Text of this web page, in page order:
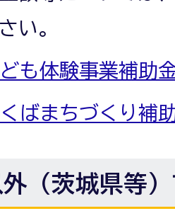
い。
も体験事業補助
ばまちづくり補
（茨城県等